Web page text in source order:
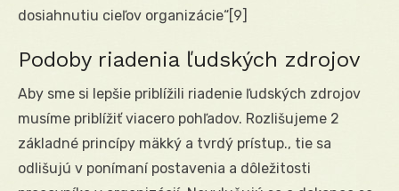
dosiahnutiu cieľov organizácie“[9]
Podoby riadenia ľudských zdrojov
Aby sme si lepšie priblížili riadenie ľudských zdrojov
musíme priblížiť viacero pohľadov. Rozlišujeme 2
základné princípy mäkký a tvrdý prístup., tie sa
odlišujú v ponímaní postavenia a dôležitosti